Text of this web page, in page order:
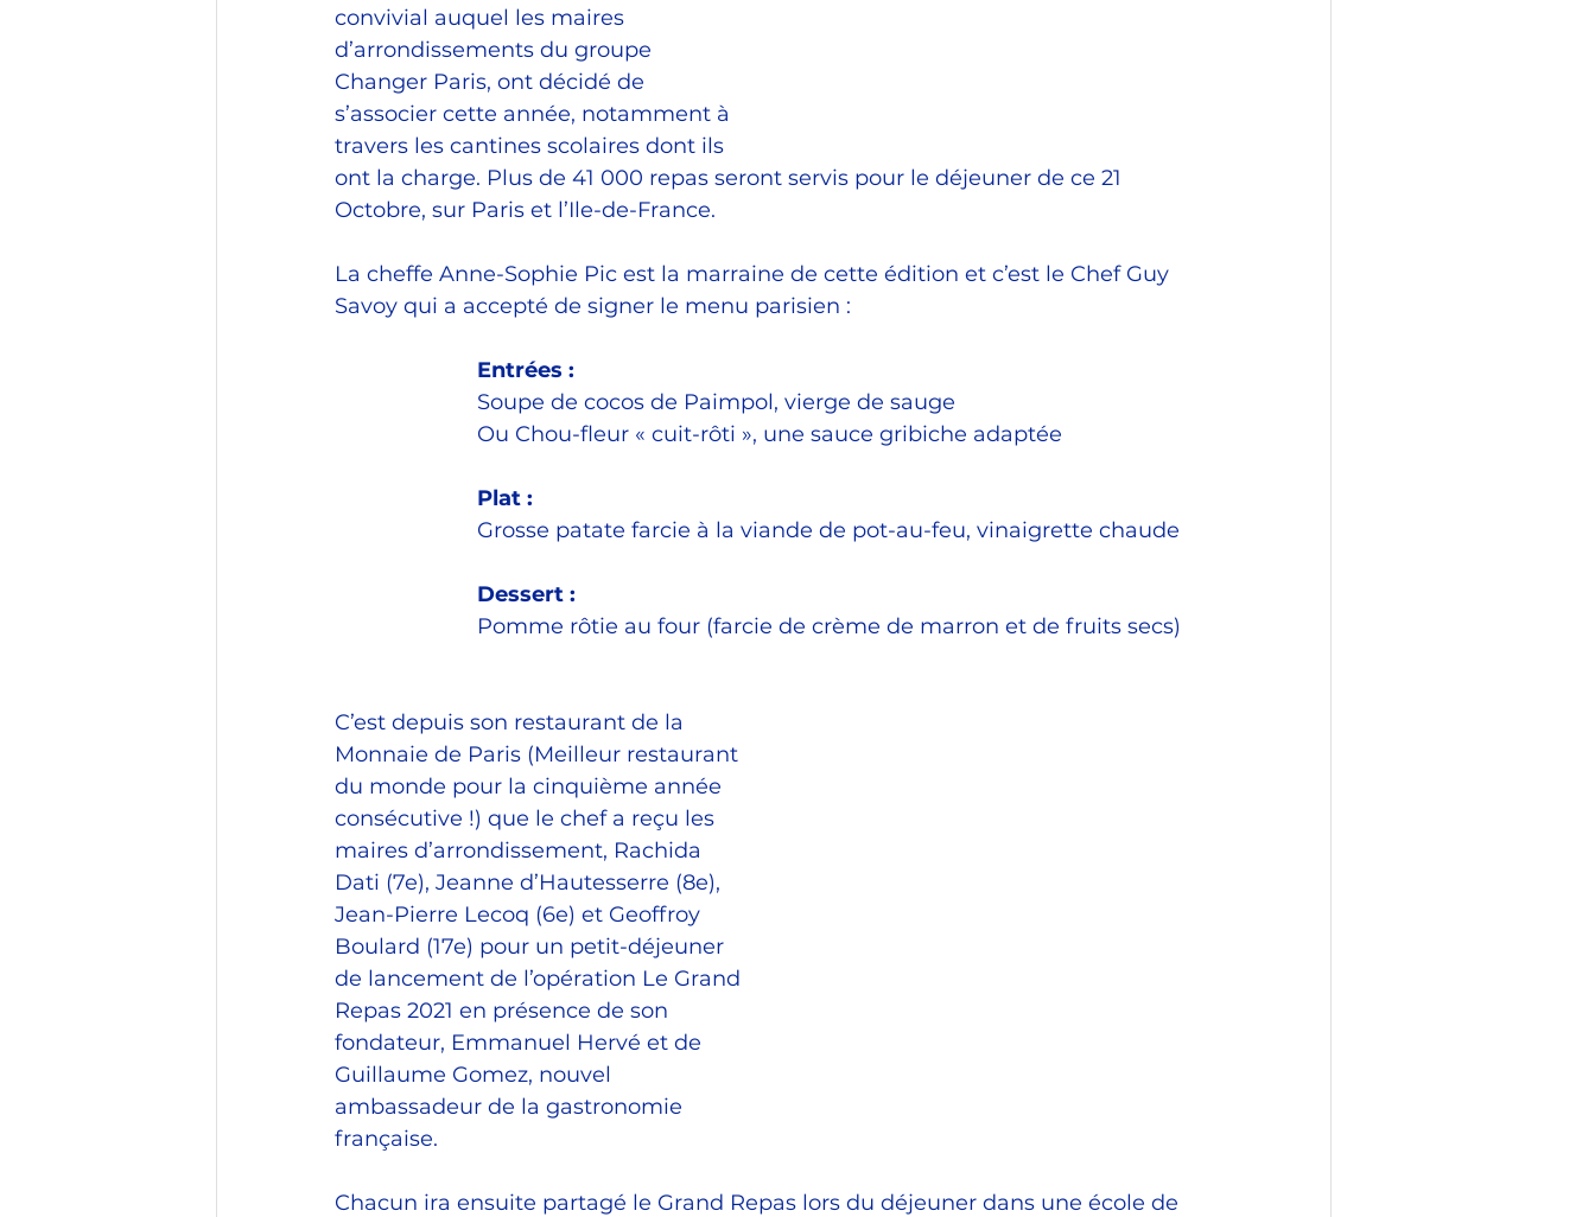
convivial auquel les maires
d’arrondissements du groupe
Changer Paris, ont décidé de
s’associer cette année, notamment à
travers les cantines scolaires dont ils
ont la charge. Plus de 41 000 repas seront servis pour le déjeuner de ce 21
Octobre, sur Paris et l’Ile-de-France.
La cheffe Anne-Sophie Pic est la marraine de cette édition et c’est le Chef Guy
Savoy qui a accepté de signer le menu parisien :
Entrées :
Soupe de cocos de Paimpol, vierge de sauge
Ou Chou-fleur « cuit-rôti », une sauce gribiche adaptée
Plat :
Grosse patate farcie à la viande de pot-au-feu, vinaigrette chaude
Dessert :
Pomme rôtie au four (farcie de crème de marron et de fruits secs)
C’est depuis son restaurant de la
Monnaie de Paris (Meilleur restaurant
du monde pour la cinquième année
consécutive !) que le chef a reçu les
maires d’arrondissement, Rachida
Dati (7e), Jeanne d’Hautesserre (8e),
Jean-Pierre Lecoq (6e) et Geoffroy
Boulard (17e) pour un petit-déjeuner
de lancement de l’opération Le Grand
Repas 2021 en présence de son
fondateur, Emmanuel Hervé et de
Guillaume Gomez, nouvel
ambassadeur de la gastronomie
française.
Chacun ira ensuite partagé le Grand Repas lors du déjeuner dans une école de